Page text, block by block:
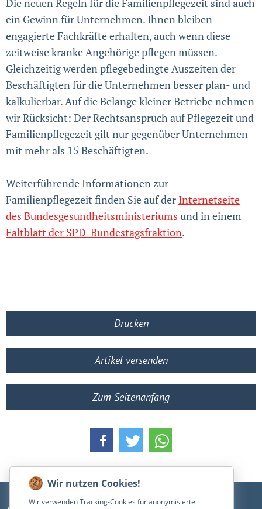
Wir verwenden Tracking-Cookies für anonymisierte
Die neuen Regeln für die Familienpflegezeit sind auch
ein Gewinn für Unternehmen. Ihnen bleiben
engagierte Fachkräfte erhalten, auch wenn diese
zeitweise kranke Angehörige pflegen müssen.
Gleichzeitig werden pflegebedingte Auszeiten der
Beschäftigten für die Unternehmen besser plan- und
kalkulierbar. Auf die Belange kleiner Betriebe nehmen
wir Rücksicht: Der Rechtsanspruch auf Pflegezeit und
Familienpflegezeit gilt nur gegenüber Unternehmen
mit mehr als 15 Beschäftigten.
Weiterführende Informationen zur
Familienpflegezeit finden Sie auf der Internetseite
des Bundesgesundheitsministeriums und in einem
Faltblatt der SPD-Bundestagsfraktion.
Drucken
Artikel versenden
Zum Seitenanfang